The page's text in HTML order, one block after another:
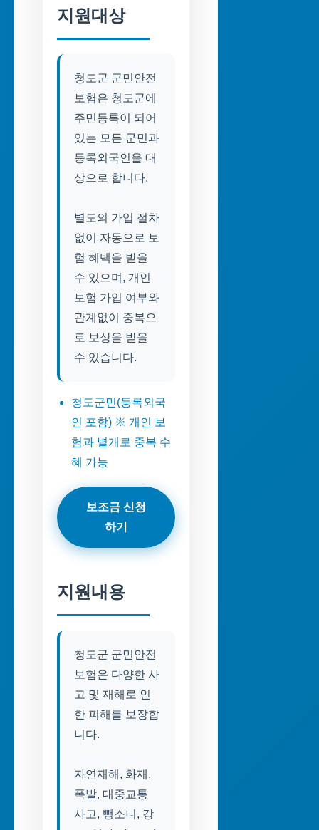
지원대상
청도군 군민안전
보험은 청도군에
주민등록이 되어
있는 모든 군민과
등록외국인을 대
상으로 합니다.
별도의 가입 절차
없이 자동으로 보
험 혜택을 받을
수 있으며, 개인
보험 가입 여부와
관계없이 중복으
로 보상을 받을
수 있습니다.
청도군민(등록외국
인 포함) ※ 개인 보
험과 별개로 중복 수
혜 가능
보조금 신청
하기
지원내용
청도군 군민안전
보험은 다양한 사
고 및 재해로 인
한 피해를 보장합
니다.
자연재해, 화재,
폭발, 대중교통
사고, 뺑소니, 강